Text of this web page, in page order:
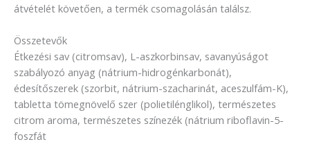
átvételét követően, a termék csomagolásán találsz.
Összetevők
Étkezési sav (citromsav), L-aszkorbinsav, savanyúságot
szabályozó anyag (nátrium-hidrogénkarbonát),
édesítőszerek (szorbit, nátrium-szacharinát, aceszulfám-K),
tabletta tömegnövelő szer (polietilénglikol), természetes
citrom aroma, természetes színezék (nátrium riboflavin-5-
foszfát